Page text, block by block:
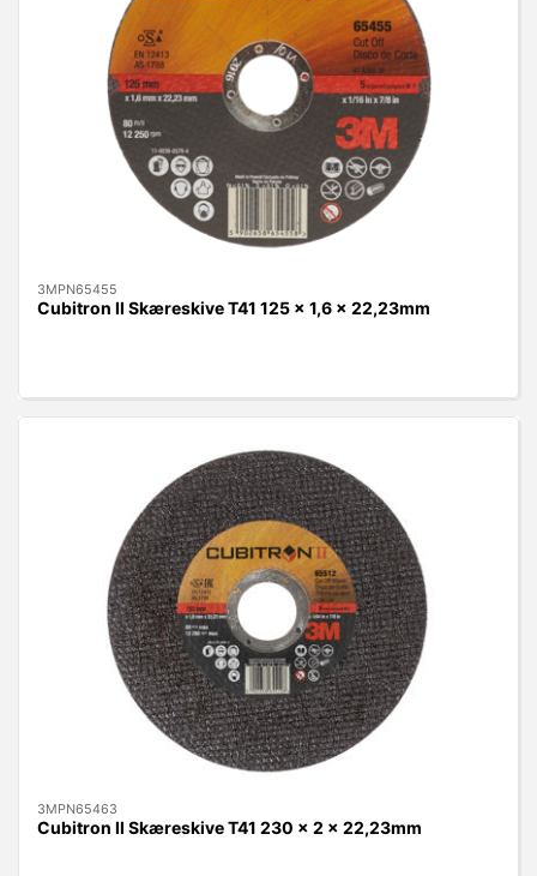
3MPN65455
Cubitron II Skæreskive T41 125 x 1,6 x 22,23mm
3MPN65463
Cubitron II Skæreskive T41 230 x 2 x 22,23mm